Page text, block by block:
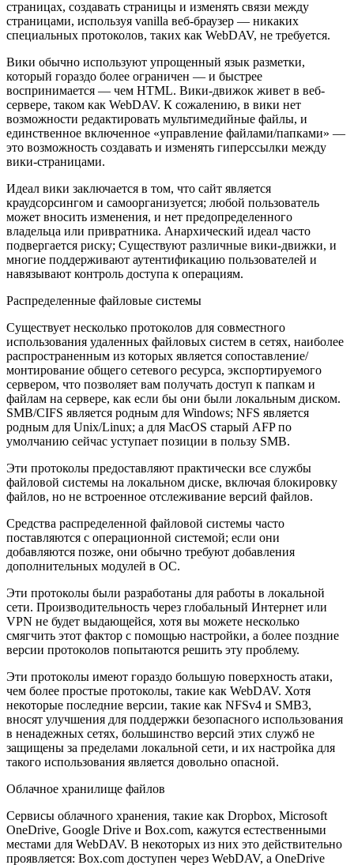
страницах, создавать страницы и изменять связи между
страницами, используя vanilla веб-браузер — никаких
специальных протоколов, таких как WebDAV, не требуется.
Вики обычно используют упрощенный язык разметки,
который гораздо более ограничен — и быстрее
воспринимается — чем HTML. Вики-движок живет в веб-
сервере, таком как WebDAV. К сожалению, в вики нет
возможности редактировать мультимедийные файлы, и
единственное включенное «управление файлами/папками» —
это возможность создавать и изменять гиперссылки между
вики-страницами.
Идеал вики заключается в том, что сайт является
краудсорсингом и самоорганизуется; любой пользователь
может вносить изменения, и нет предопределенного
владельца или привратника. Анархический идеал часто
подвергается риску; Существуют различные вики-движки, и
многие поддерживают аутентификацию пользователей и
навязывают контроль доступа к операциям.
Распределенные файловые системы
Существует несколько протоколов для совместного
использования удаленных файловых систем в сетях, наиболее
распространенным из которых является сопоставление/
монтирование общего сетевого ресурса, экспортируемого
сервером, что позволяет вам получать доступ к папкам и
файлам на сервере, как если бы они были локальным диском.
SMB/CIFS является родным для Windows; NFS является
родным для Unix/Linux; а для MacOS старый AFP по
умолчанию сейчас уступает позиции в пользу SMB.
Эти протоколы предоставляют практически все службы
файловой системы на локальном диске, включая блокировку
файлов, но не встроенное отслеживание версий файлов.
Средства распределенной файловой системы часто
поставляются с операционной системой; если они
добавляются позже, они обычно требуют добавления
дополнительных модулей в ОС.
Эти протоколы были разработаны для работы в локальной
сети. Производительность через глобальный Интернет или
VPN не будет выдающейся, хотя вы можете несколько
смягчить этот фактор с помощью настройки, а более поздние
версии протоколов попытаются решить эту проблему.
Эти протоколы имеют гораздо большую поверхность атаки,
чем более простые протоколы, такие как WebDAV. Хотя
некоторые последние версии, такие как NFSv4 и SMB3,
вносят улучшения для поддержки безопасного использования
в ненадежных сетях, большинство версий этих служб не
защищены за пределами локальной сети, и их настройка для
такого использования является довольно опасной.
Облачное хранилище файлов
Сервисы облачного хранения, такие как Dropbox, Microsoft
OneDrive, Google Drive и Box.com, кажутся естественными
местами для WebDAV. В некоторых из них это действительно
проявляется: Box.com доступен через WebDAV, а OneDrive